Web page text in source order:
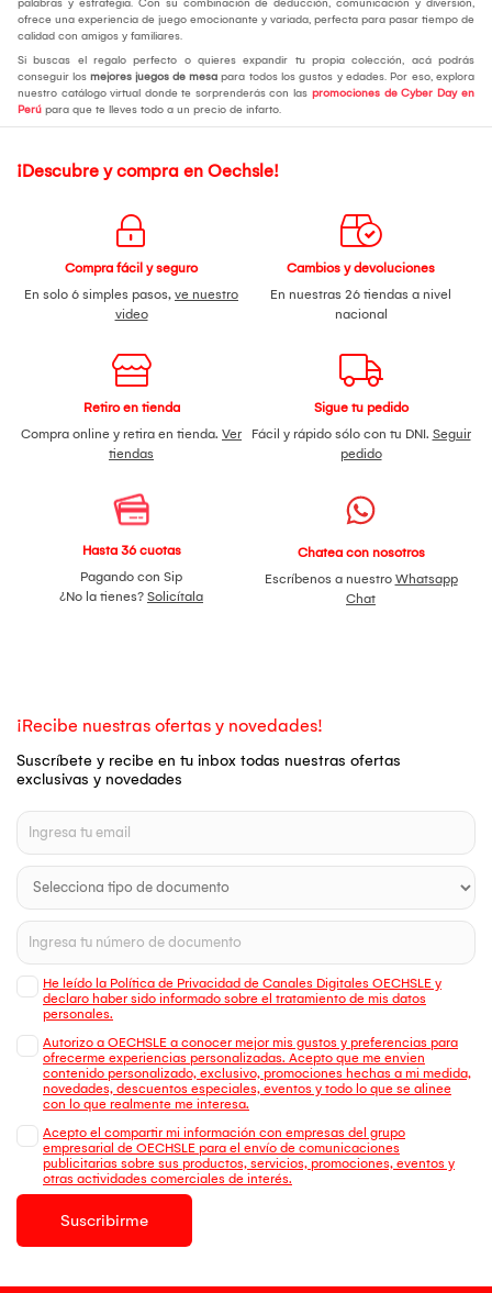
palabras y estrategia. Con su combinación de deducción, comunicación y diversión,
ofrece una experiencia de juego emocionante y variada, perfecta para pasar tiempo de
calidad con amigos y familiares.
Si buscas el regalo perfecto o quieres expandir tu propia colección, acá podrás
conseguir los mejores juegos de mesa para todos los gustos y edades. Por eso, explora
nuestro catálogo virtual donde te sorprenderás con las promociones de Cyber Day en
Perú para que te lleves todo a un precio de infarto.
¡Descubre y compra en Oechsle!
Compra fácil y seguro
En solo 6 simples pasos, ve nuestro
video
Cambios y devoluciones
En nuestras 26 tiendas a nivel
nacional
Retiro en tienda
Compra online y retira en tienda. Ver
tiendas
Sigue tu pedido
Fácil y rápido sólo con tu DNI. Seguir
pedido
Hasta 36 cuotas
Pagando con Sip
¿No la tienes? Solicítala
Chatea con nosotros
Escríbenos a nuestro Whatsapp
Chat
¡Recibe nuestras ofertas y novedades!
Suscríbete y recibe en tu inbox todas nuestras ofertas
exclusivas y novedades
He leído la Política de Privacidad de Canales Digitales OECHSLE y
declaro haber sido informado sobre el tratamiento de mis datos
personales.
Autorizo a OECHSLE a conocer mejor mis gustos y preferencias para
ofrecerme experiencias personalizadas. Acepto que me envien
contenido personalizado, exclusivo, promociones hechas a mi medida,
novedades, descuentos especiales, eventos y todo lo que se alinee
con lo que realmente me interesa.
Acepto el compartir mi información con empresas del grupo
empresarial de OECHSLE para el envío de comunicaciones
publicitarias sobre sus productos, servicios, promociones, eventos y
otras actividades comerciales de interés.
Suscribirme